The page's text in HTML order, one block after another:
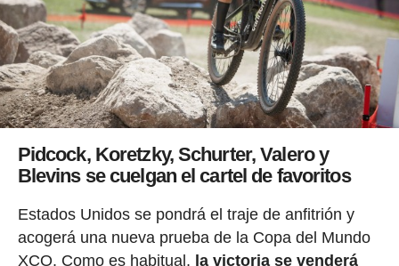
Pidcock, Koretzky, Schurter, Valero y
Blevins se cuelgan el cartel de favoritos
Estados Unidos se pondrá el traje de anfitrión y
acogerá una nueva prueba de la Copa del Mundo
XCO. Como es habitual, la victoria se venderá